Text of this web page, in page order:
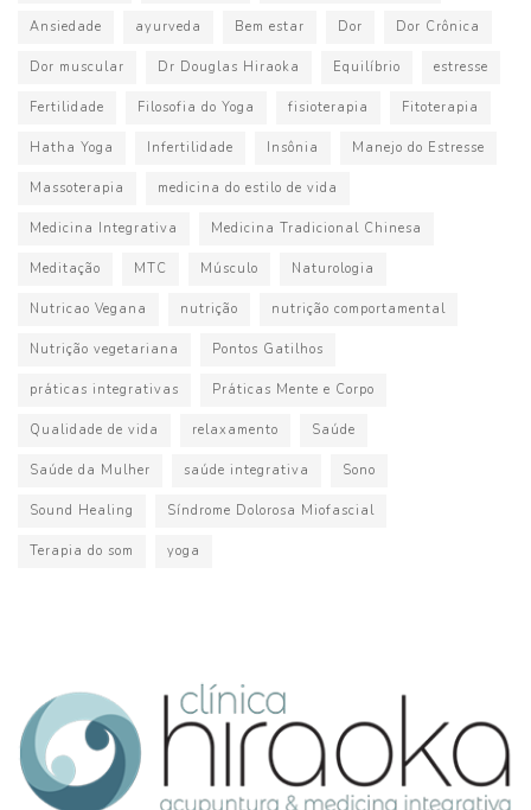
Ansiedade ayurveda Bem estar Dor Dor Crônica
Dor muscular Dr Douglas Hiraoka Equilíbrio estresse
Fertilidade Filosofia do Yoga fisioterapia Fitoterapia
Hatha Yoga Infertilidade Insônia Manejo do Estresse
Massoterapia medicina do estilo de vida
Medicina Integrativa Medicina Tradicional Chinesa
Meditação MTC Músculo Naturologia
Nutricao Vegana nutrição nutrição comportamental
Nutrição vegetariana Pontos Gatilhos
práticas integrativas Práticas Mente e Corpo
Qualidade de vida relaxamento Saúde
Saúde da Mulher saúde integrativa Sono
Sound Healing Síndrome Dolorosa Miofascial
Terapia do som yoga